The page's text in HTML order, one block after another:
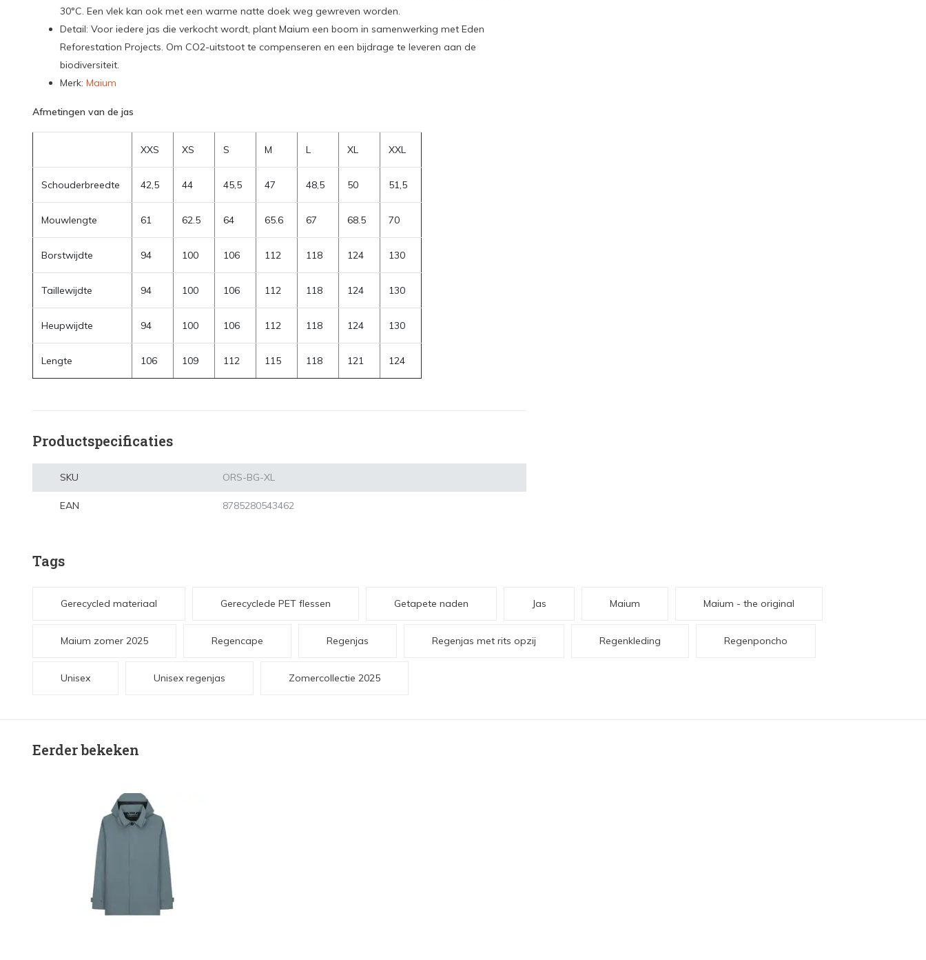
30°C. Een vlek kan ook met een warme natte doek weg gewreven worden.
Detail: Voor iedere jas die verkocht wordt, plant Maium een boom in samenwerking met Eden
Reforestation Projects. Om CO2-uitstoot te compenseren en een bijdrage te leveren aan de
biodiversiteit.
Merk: Maium
Afmetingen van de jas
XXS XS S M L XL XXL
Schouderbreedte 42,5 44 45,5 47 48,5 50 51,5
Mouwlengte 61 62.5 64 65.6 67 68.5 70
Borstwijdte 94 100 106 112 118 124 130
Taillewijdte 94 100 106 112 118 124 130
Heupwijdte 94 100 106 112 118 124 130
Lengte 106 109 112 115 118 121 124
Productspecificaties
SKU ORS-BG-XL
EAN 8785280543462
Tags
Gerecycled materiaal Gerecyclede PET flessen Getapete naden Jas Maium Maium - the original
Maium zomer 2025 Regencape Regenjas Regenjas met rits opzij Regenkleding Regenponcho
Unisex Unisex regenjas Zomercollectie 2025
Eerder bekeken